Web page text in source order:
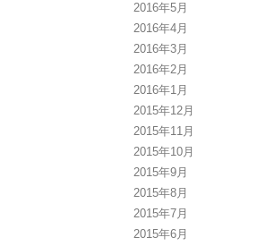
2016年5月
2016年4月
2016年3月
2016年2月
2016年1月
2015年12月
2015年11月
2015年10月
2015年9月
2015年8月
2015年7月
2015年6月